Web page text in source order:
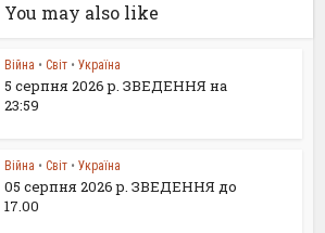
You may also like
Війна • Світ • Україна
5 серпня 2026 р. ЗВЕДЕННЯ на
23:59
Війна • Світ • Україна
05 серпня 2026 р. ЗВЕДЕННЯ до
17.00